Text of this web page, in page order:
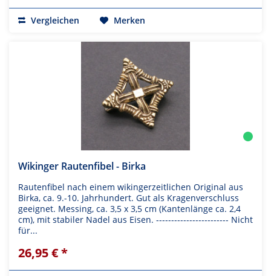
Vergleichen Merken
Wikinger Rautenfibel - Birka
Rautenfibel nach einem wikingerzeitlichen Original aus
Birka, ca. 9.-10. Jahrhundert. Gut als Kragenverschluss
geeignet. Messing, ca. 3,5 x 3,5 cm (Kantenlänge ca. 2,4
cm), mit stabiler Nadel aus Eisen. ------------------------ Nicht
für...
26,95 € *